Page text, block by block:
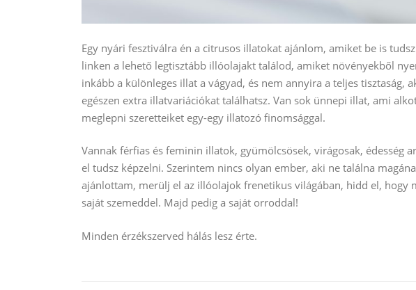
Egy nyári fesztiválra én a citrusos illatokat ajánlom, amiket be is
linken a lehető legtisztább illóolajakt találod, amiket növényekből
inkább a különleges illat a vágyad, és nem annyira a teljes tisztaság,
egészen extra illatvariációkat találhatsz. Van sok ünnepi illat, ami
meglepni szeretteiket egy-egy illatozó finomsággal.
Vannak férfias és feminin illatok, gyümölcsösek, virágosak, édesség
el tudsz képzelni. Szerintem nincs olyan ember, aki ne találna
ajánlottam, merülj el az illóolajok frenetikus világában, hidd el, hogy
saját szemeddel. Majd pedig a saját orroddal!
Minden érzékszerved hálás lesz érte.